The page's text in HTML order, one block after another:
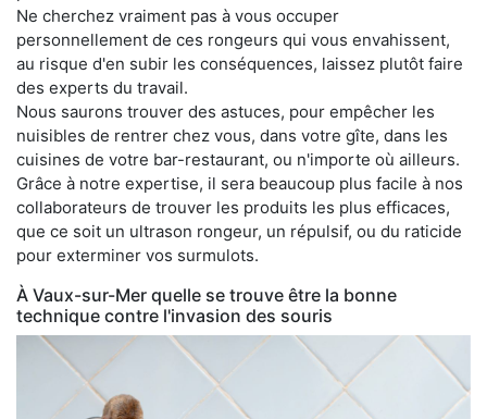
Ne cherchez vraiment pas à vous occuper
personnellement de ces rongeurs qui vous envahissent,
au risque d'en subir les conséquences, laissez plutôt faire
des experts du travail.
Nous saurons trouver des astuces, pour empêcher les
nuisibles de rentrer chez vous, dans votre gîte, dans les
cuisines de votre bar-restaurant, ou n'importe où ailleurs.
Grâce à notre expertise, il sera beaucoup plus facile à nos
collaborateurs de trouver les produits les plus efficaces,
que ce soit un ultrason rongeur, un répulsif, ou du raticide
pour exterminer vos surmulots.
À Vaux-sur-Mer quelle se trouve être la bonne
technique contre l'invasion des souris